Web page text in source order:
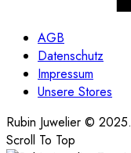
AGB
Datenschutz
Impressum
Unsere Stores
Rubin Juwelier ©
Scroll To Top